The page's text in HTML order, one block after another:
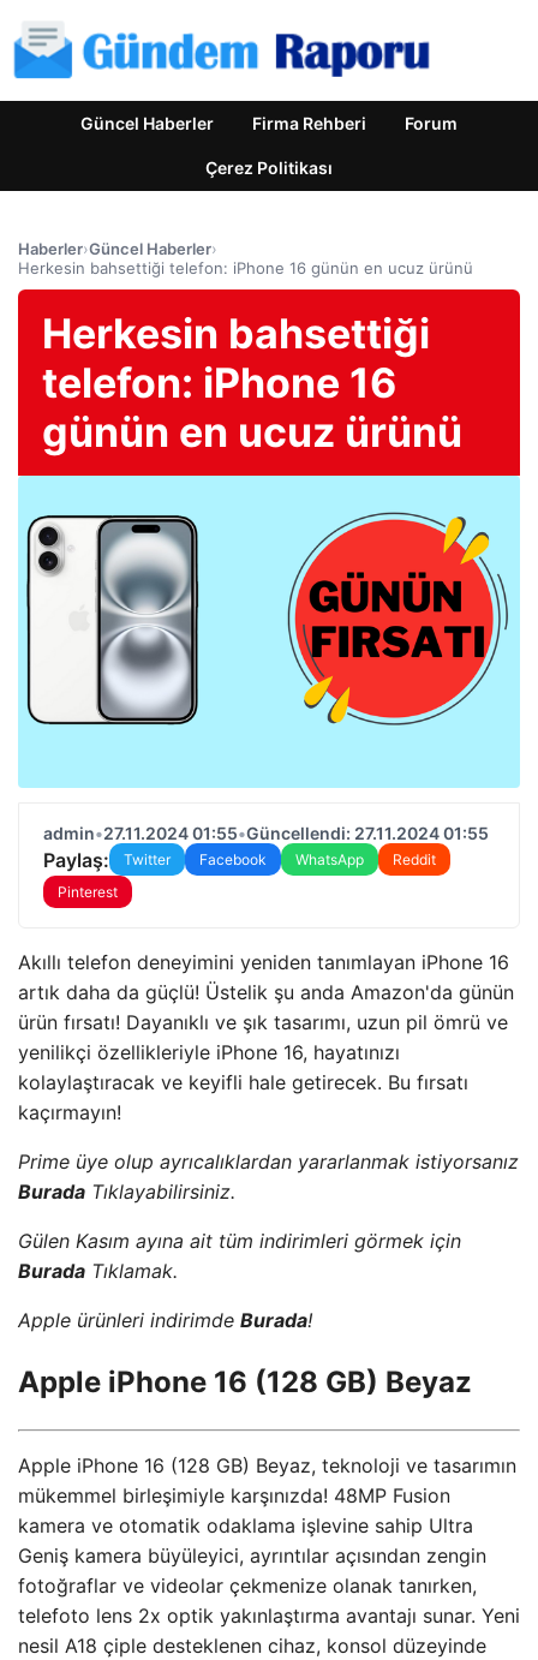
Güncel Haberler Firma Rehberi Forum
Çerez Politikası
Haberler›Güncel Haberler›
Herkesin bahsettiği telefon: iPhone 16 günün en ucuz ürünü
Herkesin bahsettiği
telefon: iPhone 16
günün en ucuz ürünü
admin•27.11.2024 01:55•Güncellendi: 27.11.2024 01:55
Paylaş: Twitter Facebook WhatsApp
Reddit
Pinterest
Akıllı telefon deneyimini yeniden tanımlayan iPhone 16
artık daha da güçlü! Üstelik şu anda Amazon'da günün
ürün fırsatı! Dayanıklı ve şık tasarımı, uzun pil ömrü ve
yenilikçi özellikleriyle iPhone 16, hayatınızı
kolaylaştıracak ve keyifli hale getirecek. Bu fırsatı
kaçırmayın!
Prime üye olup ayrıcalıklardan yararlanmak istiyorsanız
Burada Tıklayabilirsiniz.
Gülen Kasım ayına ait tüm indirimleri görmek için
Burada Tıklamak.
Apple ürünleri indirimde Burada!
Apple iPhone 16 (128 GB) Beyaz
Apple iPhone 16 (128 GB) Beyaz, teknoloji ve tasarımın
mükemmel birleşimiyle karşınızda! 48MP Fusion
kamera ve otomatik odaklama işlevine sahip Ultra
Geniş kamera büyüleyici, ayrıntılar açısından zengin
fotoğraflar ve videolar çekmenize olanak tanırken,
telefoto lens 2x optik yakınlaştırma avantajı sunar. Yeni
nesil A18 çiple desteklenen cihaz, konsol düzeyinde